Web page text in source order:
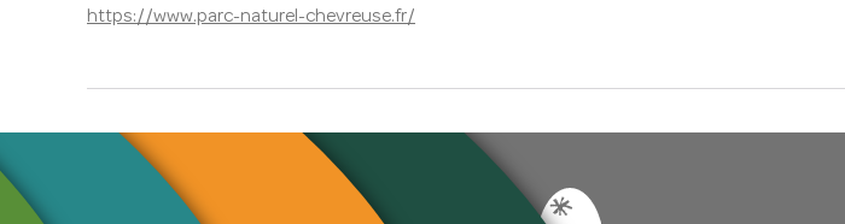
https://www.parc-naturel-chevreuse.fr/